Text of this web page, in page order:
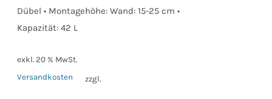
Dübel • Montagehöhe: Wand: 15-25 cm •
Kapazität: 42 L
exkl. 20 % MwSt.
zzgl.
Versandkosten